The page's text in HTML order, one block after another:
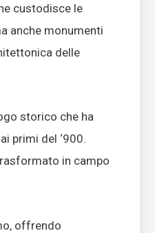
custodisce le
anche monumenti
delle
storico che ha
primi del ‘900.
in campo
offrendo